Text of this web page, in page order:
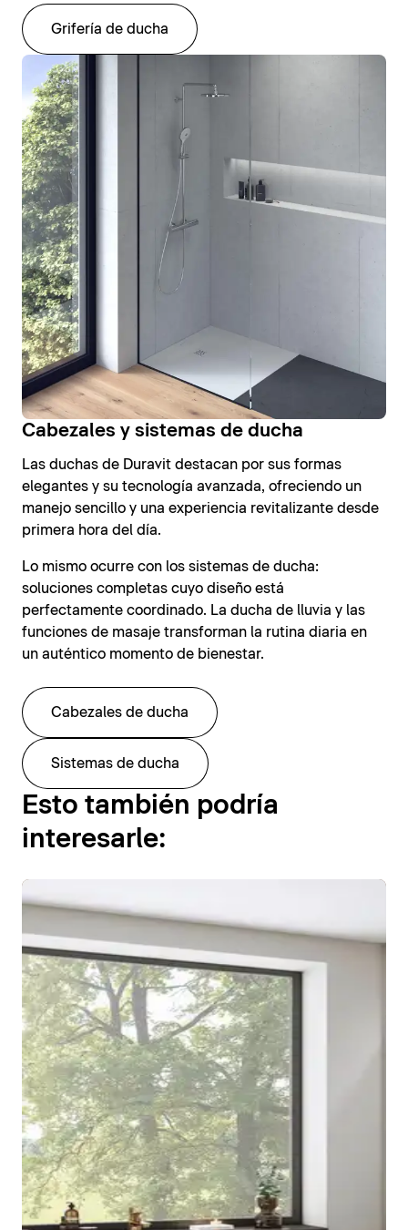
Grifería de ducha
Cabezales y sistemas de ducha
Las duchas de Duravit destacan por sus formas
elegantes y su tecnología avanzada, ofreciendo un
manejo sencillo y una experiencia revitalizante desde
primera hora del día.
Lo mismo ocurre con los sistemas de ducha:
soluciones completas cuyo diseño está
perfectamente coordinado. La ducha de lluvia y las
funciones de masaje transforman la rutina diaria en
un auténtico momento de bienestar.
Cabezales de ducha
Sistemas de ducha
Esto también podría
interesarle: